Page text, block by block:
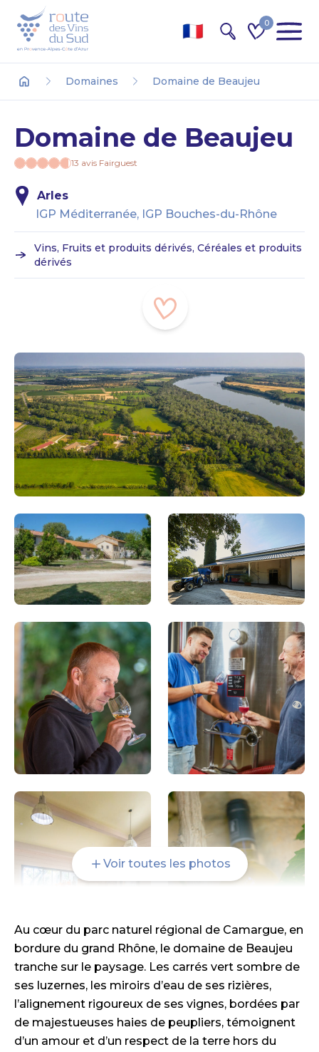
0
Domaines Domaine de Beaujeu
Domaine de Beaujeu
13 avis Fairguest
Arles
IGP Méditerranée, IGP Bouches-du-Rhône
Vins, Fruits et produits dérivés, Céréales et produits
dérivés
Voir toutes les photos
Au cœur du parc naturel régional de Camargue, en
bordure du grand Rhône, le domaine de Beaujeu
tranche sur le paysage. Les carrés vert sombre de
ses luzernes, les miroirs d’eau de ses rizières,
l’alignement rigoureux de ses vignes, bordées par
de majestueuses haies de peupliers, témoignent
d’un amour et d’un respect de la terre hors du